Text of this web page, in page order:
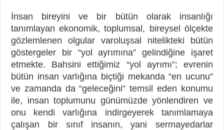
İnsan bireyini ve bir bütün olarak insanlığı
tanımlayan ekonomik, toplumsal, bireysel ölçekte
gözlemlenen olgular varoluşsal nitelikteki bütün
göstergeler bir “yol ayrımına” gelindiğine işaret
etmekte. Bahsini ettiğimiz “yol ayrımı”; evrenin
bütün insan varlığına biçtiği mekanda “en ucunu”
ve zamanda da “geleceğini” temsil eden konumu
ile, insan toplumunu günümüzde yönlendiren ve
onu kendi varlığına indirgeyerek tanımlamaya
çalışan bir sınıf insanın, yani sermayedarlar